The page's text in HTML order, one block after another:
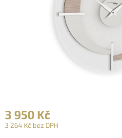
3 950 Kč
3 264 Kč bez DPH